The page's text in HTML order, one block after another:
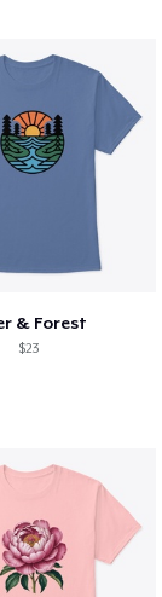
& Forest
$23